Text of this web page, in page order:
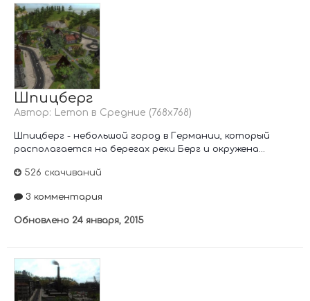
Шпицберг
Автор: Lemon в Средние (768х768)
Шпицберг - небольшой город в Германии, который
располагается на берегах реки Берг и окружена...
526 скачиваний
3 комментария
Обновлено 24 января, 2015